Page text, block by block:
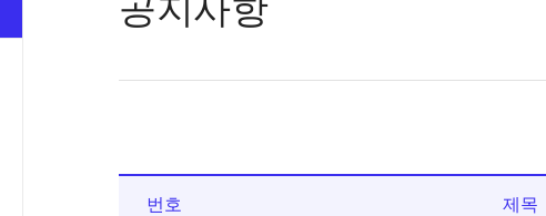
번호 제목